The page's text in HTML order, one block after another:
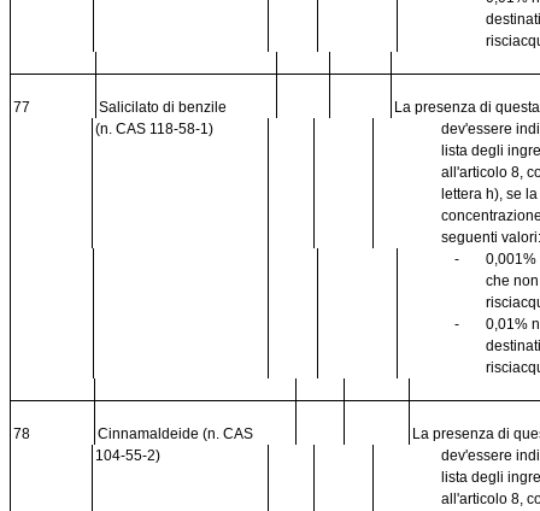
77 Salicilato di benzile
La presenza di
(n. CAS 118-58-1)
dev'essere
lista degli
all'articolo 8,
lettera h), se
seguenti
-
che
-
0,01%
78 Cinnamaldeide (n. CAS
La presenza di
104-55-2)
dev'essere
lista degli
all'articolo 8,